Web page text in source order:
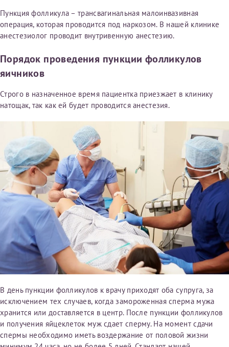
Пункция фолликула – трансвагинальная малоинвазивная
операция, которая проводится под наркозом. В нашей клинике
анестезиолог проводит внутривенную анестезию.
Порядок проведения пункции фолликулов
яичников
Строго в назначенное время пациентка приезжает в клинику
натощак, так как ей будет проводится анестезия.
В день пункции фолликулов к врачу приходят оба супруга, за
исключением тех случаев, когда замороженная сперма мужа
хранится или доставляется в центр. После пункции фолликулов
и получения яйцеклеток муж сдает сперму. На момент сдачи
спермы необходимо иметь воздержание от половой жизни
Телефон*
Электронная почта*
налогоплательщика* (основной разворот с фотографией,